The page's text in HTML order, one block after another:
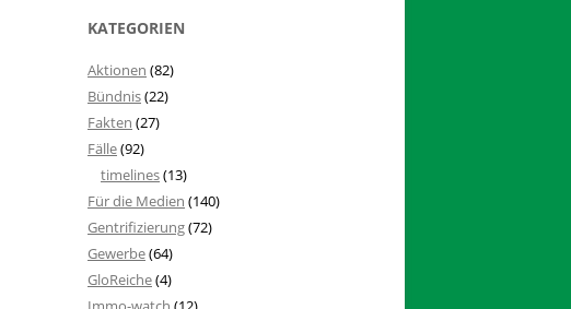
KATEGORIEN
Aktionen (82)
Bündnis(22)
Fakten (27)
Fälle(92)
timelines(13)
Für die Medien (140)
Gentrifizierung(72)
Gewerbe(64)
GloReiche(4)